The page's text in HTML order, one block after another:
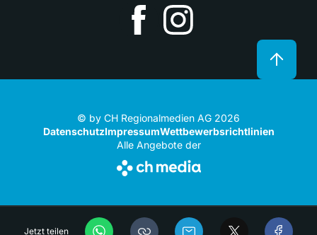
Jetzt teilen
© by CH Regionalmedien AG 2026
DatenschutzImpressumWettbewerbsrichtlinien
Alle Angebote der